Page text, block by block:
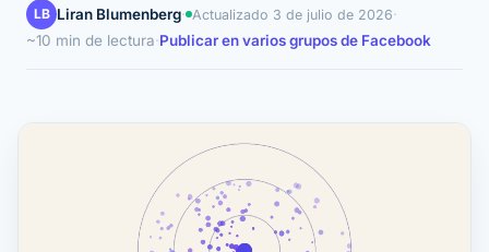
LB Liran Blumenberg· Actualizado 3 de julio de 2026·
~10 min de lectura·Publicar en varios grupos de Facebook